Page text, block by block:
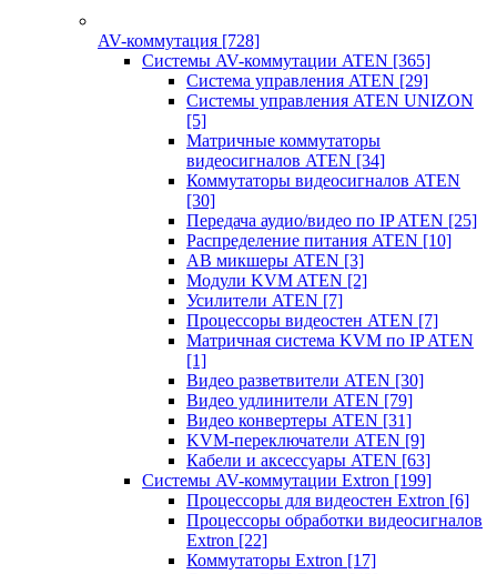
AV-коммутация [728]
Системы AV-коммутации ATEN [365]
Система управления ATEN [29]
Системы управления ATEN UNIZON
[5]
Матричные коммутаторы
видеосигналов ATEN [34]
Коммутаторы видеосигналов ATEN
[30]
Передача аудио/видео по IP ATEN [25]
Распределение питания ATEN [10]
АВ микшеры ATEN [3]
Модули KVM ATEN [2]
Усилители ATEN [7]
Процессоры видеостен ATEN [7]
Матричная система KVM по IP ATEN
[1]
Видео разветвители ATEN [30]
Видео удлинители ATEN [79]
Видео конвертеры ATEN [31]
KVM-переключатели ATEN [9]
Кабели и аксессуары ATEN [63]
Системы AV-коммутации Extron [199]
Процессоры для видеостен Extron [6]
Процессоры обработки видеосигналов
Extron [22]
Коммутаторы Extron [17]